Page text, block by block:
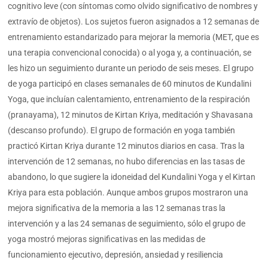
cognitivo leve (con síntomas como olvido significativo de nombres y
extravío de objetos). Los sujetos fueron asignados a 12 semanas de
entrenamiento estandarizado para mejorar la memoria (MET, que es
una terapia convencional conocida) o al yoga y, a continuación, se
les hizo un seguimiento durante un periodo de seis meses. El grupo
de yoga participó en clases semanales de 60 minutos de Kundalini
Yoga, que incluían calentamiento, entrenamiento de la respiración
(pranayama), 12 minutos de Kirtan Kriya, meditación y Shavasana
(descanso profundo). El grupo de formación en yoga también
practicó Kirtan Kriya durante 12 minutos diarios en casa. Tras la
intervención de 12 semanas, no hubo diferencias en las tasas de
abandono, lo que sugiere la idoneidad del Kundalini Yoga y el Kirtan
Kriya para esta población. Aunque ambos grupos mostraron una
mejora significativa de la memoria a las 12 semanas tras la
intervención y a las 24 semanas de seguimiento, sólo el grupo de
yoga mostró mejoras significativas en las medidas de
funcionamiento ejecutivo, depresión, ansiedad y resiliencia